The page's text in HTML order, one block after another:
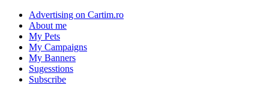
Advertising on Cartim.ro
About me
My Pets
My Campaigns
My Banners
Sugesstions
Subscribe